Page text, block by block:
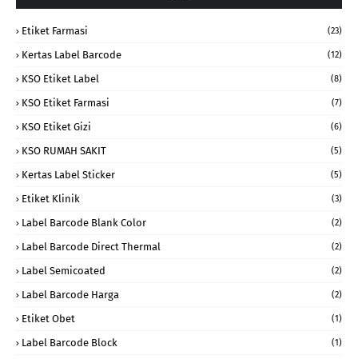
Etiket Farmasi (23)
Kertas Label Barcode (12)
KSO Etiket Label (8)
KSO Etiket Farmasi (7)
KSO Etiket Gizi (6)
KSO RUMAH SAKIT (5)
Kertas Label Sticker (5)
Etiket Klinik (3)
Label Barcode Blank Color (2)
Label Barcode Direct Thermal (2)
Label Semicoated (2)
Label Barcode Harga (2)
Etiket Obet (1)
Label Barcode Block (1)